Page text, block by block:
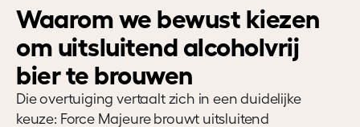
Waarom we bewust kiezen
om uitsluitend alcoholvrij
bier te brouwen
Die overtuiging vertaalt zich in een duidelijke
keuze: Force Majeure brouwt uitsluitend